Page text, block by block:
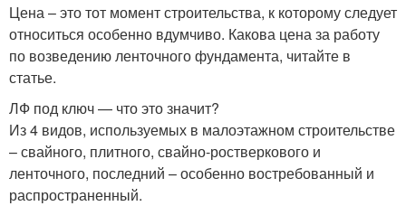
Цена – это тот момент строительства, к которому следует
относиться особенно вдумчиво. Какова цена за работу
по возведению ленточного фундамента, читайте в
статье.
ЛФ под ключ — что это значит?
Из 4 видов, используемых в малоэтажном строительстве
– свайного, плитного, свайно-ростверкового и
ленточного, последний – особенно востребованный и
распространенный.